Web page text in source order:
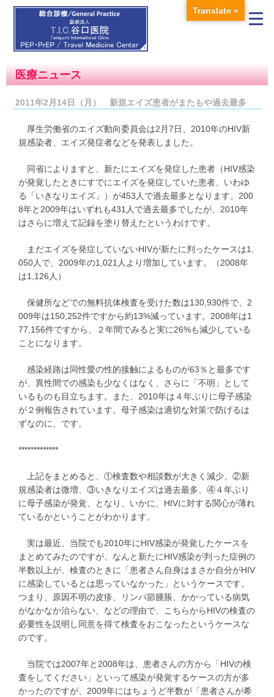
医療ニュース
2011年2月14日（月） 新規エイズ患者がまたもや過去最多
厚生労働省のエイズ動向委員会は2月7日、2010年のHIV新
規感染者、エイズ発症者などを発表しました。
同省によりますと、新たにエイズを発症した患者（HIV感染
が発覚したときにすでにエイズを発症していた患者、いわゆ
る「いきなりエイズ」）が453人で過去最多となります。200
8年と2009年はいずれも431人で過去最多でしたが、2010年
はさらに増えて記録を塗り替えたというわけです。
まだエイズを発症していないHIVが新たに判ったケースは1,
050人で、2009年の1,021人より増加しています。（2008年
は1,126人）
保健所などでの無料抗体検査を受けた数は130,930件で、2
009年は150,252件ですから約13%減っています。2008年は1
77,156件ですから、２年間でみると実に26%も減少している
ことになります。
感染経路は同性愛の性的接触によるものが63％と最多です
が、異性間での感染も少なくはなく、さらに「不明」として
いるものも目立ちます。また、2010年は４年ぶりに母子感染
が２例報告されています。母子感染は適切な対策で防げるは
ずなのに、です。
*************
上記をまとめると、①検査数や相談数が大きく減少、②新
規感染者は微増、③いきなりエイズは過去最多、④４年ぶり
に母子感染が発覚、となり、いかに、HIVに対する関心が薄れ
ているかということがわかります。
実は最近、当院でも2010年にHIV感染が発覚したケースを
まとめてみたのですが、なんと新たにHIV感染が判った症例の
半数以上が、検査のときに「患者さん自身はまさか自分がHIV
に感染しているとは思っていなかった」というケースです。
つまり、原因不明の皮疹、リンパ節腫脹、かかっている病気
がなかなか治らない、などの理由で、こちらからHIVの検査の
必要性を説明し同意を得て検査をおこなったというケースな
のです。
当院では2007年と2008年は、患者さんの方から「HIVの検
査をしてください」といって感染が発覚するケースの方が多
かったのですが、2009年にはちょうど半数が「患者さんが希
Translate »